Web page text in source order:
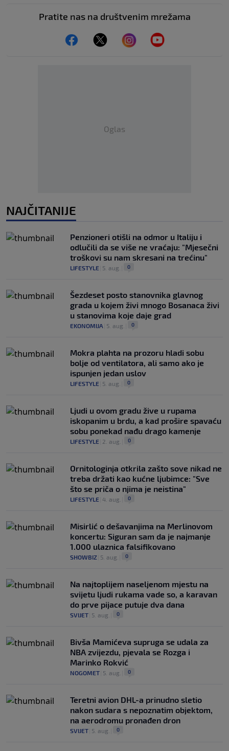
Pratite nas na društvenim mrežama
Oglas
NAJČITANIJE
Penzioneri otišli na odmor u Italiju i
odlučili da se više ne vraćaju: "Mjesečni
troškovi su nam skresani na trećinu"
LIFESTYLE 5. aug. 0
Šezdeset posto stanovnika glavnog
grada u kojem živi mnogo Bosanaca živi
u stanovima koje daje grad
EKONOMIJA 5. aug. 0
Mokra plahta na prozoru hladi sobu
bolje od ventilatora, ali samo ako je
ispunjen jedan uslov
LIFESTYLE 5. aug. 0
Ljudi u ovom gradu žive u rupama
iskopanim u brdu, a kad prošire spavaću
sobu ponekad nađu drago kamenje
LIFESTYLE 2. aug. 0
Ornitologinja otkrila zašto sove nikad ne
treba držati kao kućne ljubimce: "Sve
što se priča o njima je neistina"
LIFESTYLE 4. aug. 0
Misirlić o dešavanjima na Merlinovom
koncertu: Siguran sam da je najmanje
1.000 ulaznica falsifikovano
SHOWBIZ 5. aug. 0
Na najtoplijem naseljenom mjestu na
svijetu ljudi rukama vade so, a karavan
do prve pijace putuje dva dana
SVIJET 5. aug. 0
Bivša Mamićeva supruga se udala za
NBA zvijezdu, pjevala se Rozga i
Marinko Rokvić
NOGOMET 5. aug. 0
Teretni avion DHL-a prinudno sletio
nakon sudara s nepoznatim objektom,
na aerodromu pronađen dron
SVIJET 5. aug. 0